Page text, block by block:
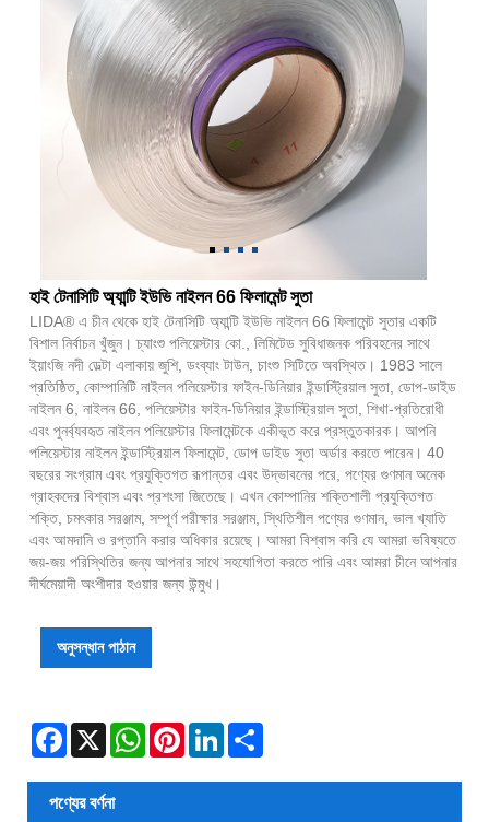
হাই টেনাসিটি অ্যান্টি ইউভি নাইলন 66 ফিলামেন্ট সুতা
LIDA® এ চীন থেকে হাই টেনাসিটি অ্যান্টি ইউভি নাইলন 66 ফিলামেন্ট সুতার একটি
বিশাল নির্বাচন খুঁজুন। চ্যাংশু পলিয়েস্টার কো., লিমিটেড সুবিধাজনক পরিবহনের সাথে
ইয়াংজি নদী ডেল্টা এলাকায় জুশি, ডংব্যাং টাউন, চাংশু সিটিতে অবস্থিত। 1983 সালে
প্রতিষ্ঠিত, কোম্পানিটি নাইলন পলিয়েস্টার ফাইন-ডিনিয়ার ইন্ডাস্ট্রিয়াল সুতা, ডোপ-ডাইড
নাইলন 6, নাইলন 66, পলিয়েস্টার ফাইন-ডিনিয়ার ইন্ডাস্ট্রিয়াল সুতা, শিখা-প্রতিরোধী
এবং পুনর্ব্যবহৃত নাইলন পলিয়েস্টার ফিলামেন্টকে একীভূত করে প্রস্তুতকারক। আপনি
পলিয়েস্টার নাইলন ইন্ডাস্ট্রিয়াল ফিলামেন্ট, ডোপ ডাইড সুতা অর্ডার করতে পারেন। 40
বছরের সংগ্রাম এবং প্রযুক্তিগত রূপান্তর এবং উদ্ভাবনের পরে, পণ্যের গুণমান অনেক
গ্রাহকদের বিশ্বাস এবং প্রশংসা জিতেছে। এখন কোম্পানির শক্তিশালী প্রযুক্তিগত
শক্তি, চমৎকার সরঞ্জাম, সম্পূর্ণ পরীক্ষার সরঞ্জাম, স্থিতিশীল পণ্যের গুণমান, ভাল খ্যাতি
এবং আমদানি ও রপ্তানি করার অধিকার রয়েছে। আমরা বিশ্বাস করি যে আমরা ভবিষ্যতে
জয়-জয় পরিস্থিতির জন্য আপনার সাথে সহযোগিতা করতে পারি এবং আমরা চীনে আপনার
দীর্ঘমেয়াদী অংশীদার হওয়ার জন্য উন্মুখ।
অনুসন্ধান পাঠান
Facebook
X WhatsAppPinterestLinkedIn
পণ্যের বর্ণনা